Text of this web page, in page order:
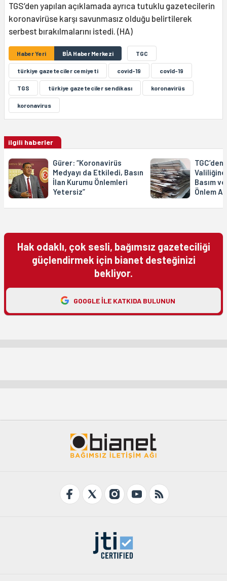
TGS’den yapılan açıklamada ayrıca tutuklu gazetecilerin
koronavirüse karşı savunmasız olduğu belirtilerek
serbest bırakılmalarını istedi. (HA)
Haber Yeri BİA Haber Merkezi TGC
türkiye gazeteciler cemiyeti covid-19 covîd-19
TGS türkiye gazeteciler sendikası koronavirüs
koronavirus
ilgili haberler
Gürer: “Koronavirüs
Medyayı da Etkiledi, Basın
İlan Kurumu Önlemleri
Yetersiz”
Basım
Önlem
Hak odaklı, çok sesli, bağımsız gazeteciliği
güçlendirmek için bianet desteğinizi
bekliyor.
GOOGLE ILE KATKIDA BULUNUN